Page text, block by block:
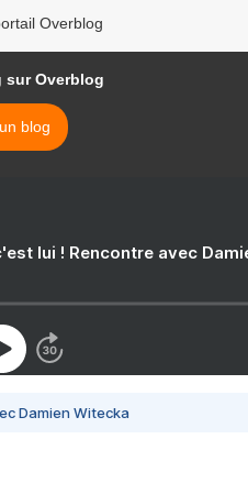
Overblog
sur Overblog
blog
lui ! Rencontre avec
Damien Witecka